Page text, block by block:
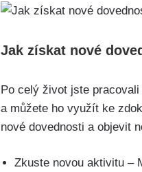
Jak získat nové
Po celý život jste
a můžete ho využít ke
nové dovednosti a objevit
Zkuste novou aktivitu –